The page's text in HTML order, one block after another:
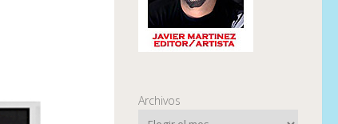
Archivos